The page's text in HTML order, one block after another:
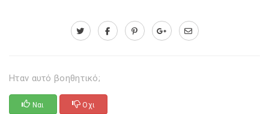
Ηταν αυτό βοηθητικό;
Ναι Οχι